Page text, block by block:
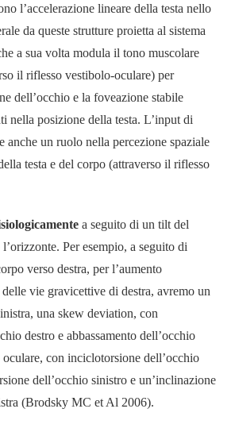
l’accelerazione lineare della testa nello
da queste strutture proietta al sistema
a sua volta modula il tono muscolare
il riflesso vestibolo-oculare) per
dell’occhio e la foveazione stabile
nella posizione della testa. L’input di
anche un ruolo nella percezione spaziale
testa e del corpo (attraverso il riflesso
a seguito di un tilt del
Per esempio, a seguito di
verso destra, per l’aumento
vie gravicettive di destra, avremo un
una skew deviation, con
destro e abbassamento dell’occhio
con inciclotorsione dell’occhio
dell’occhio sinistro e un’inclinazione
(Brodsky MC et Al 2006).